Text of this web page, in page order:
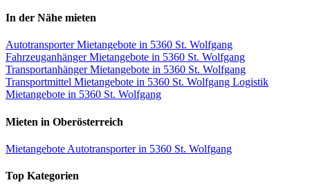
In der Nähe mieten
Autotransporter Mietangebote in 5360 St. Wolfgang
Fahrzeuganhänger Mietangebote in 5360 St. Wolfgang
Transportanhänger Mietangebote in 5360 St. Wolfgang
Transportmittel Mietangebote in 5360 St. Wolfgang Logistik
Mietangebote in 5360 St. Wolfgang
Mieten in Oberösterreich
Mietangebote Autotransporter in 5360 St. Wolfgang
Top Kategorien